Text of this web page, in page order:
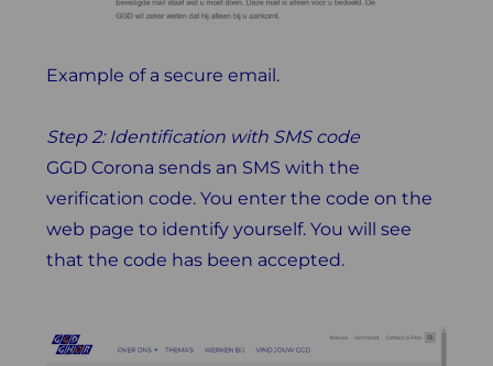
Example of a secure email.
Step 2: Identification with SMS code
GGD Corona sends an SMS with the
verification code. You enter the code on the
web page to identify yourself. You will see
that the code has been accepted.